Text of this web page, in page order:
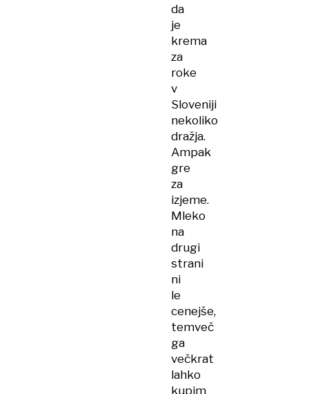
da
je
krema
za
roke
v
Sloveniji
nekoliko
dražja.
Ampak
gre
za
izjeme.
Mleko
na
drugi
strani
ni
le
cenejše,
temveč
ga
večkrat
lahko
kupim